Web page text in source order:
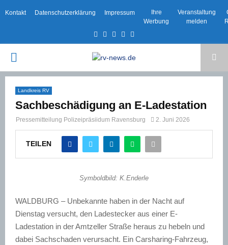
Kontakt Datenschutzerklärung Impressum
Ihre
Werbung
Veranstaltung
melden
Facebook
TwitterInstagram
Email
PRIMARY
MENU
Landkreis RV
Sachbeschädigung an E-Ladestation
Pressemitteilung Polizeipräsiidum Ravensburg 2. Juni 2026
TEILEN
Symboldbild: K.Enderle
WALDBURG – Unbekannte haben in der Nacht auf
Dienstag versucht, den Ladestecker aus einer E-
Ladestation in der Amtzeller Straße heraus zu hebeln und
dabei Sachschaden verursacht. Ein Carsharing-Fahrzeug,